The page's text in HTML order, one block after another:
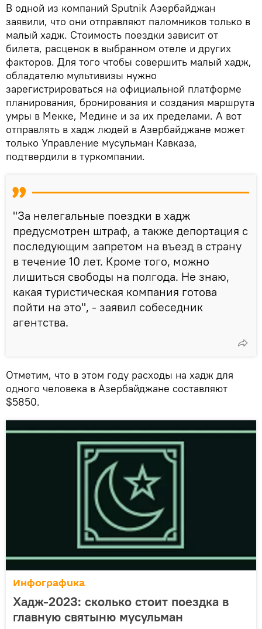
В одной из компаний Sputnik Азербайджан
заявили, что они отправляют паломников только в
малый хадж. Стоимость поездки зависит от
билета, расценок в выбранном отеле и других
факторов. Для того чтобы совершить малый хадж,
обладателю мультивизы нужно
зарегистрироваться на официальной платформе
планирования, бронирования и создания маршрута
умры в Мекке, Медине и за их пределами. А вот
отправлять в хадж людей в Азербайджане может
только Управление мусульман Кавказа,
подтвердили в туркомпании.
"За нелегальные поездки в хадж
предусмотрен штраф, а также депортация с
последующим запретом на въезд в страну
в течение 10 лет. Кроме того, можно
лишиться свободы на полгода. Не знаю,
какая туристическая компания готова
пойти на это", - заявил собеседник
агентства.
Отметим, что в этом году расходы на хадж для
одного человека в Азербайджане составляют
$5850.
Инфографика
Хадж-2023: сколько стоит поездка в
главную святыню мусульман